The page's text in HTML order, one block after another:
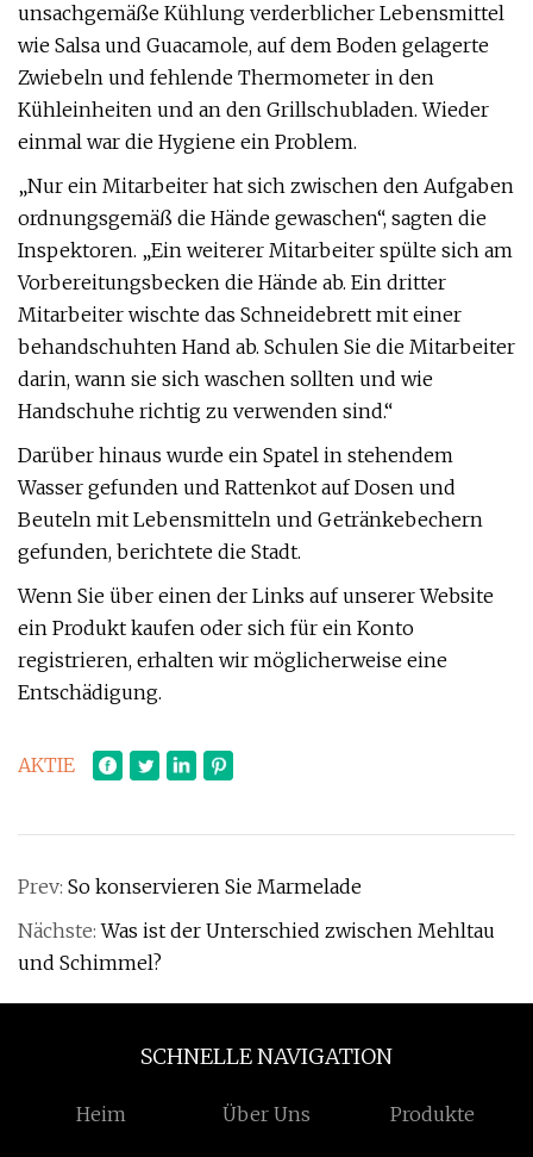
unsachgemäße Kühlung verderblicher Lebensmittel
wie Salsa und Guacamole, auf dem Boden gelagerte
Zwiebeln und fehlende Thermometer in den
Kühleinheiten und an den Grillschubladen. Wieder
einmal war die Hygiene ein Problem.
„Nur ein Mitarbeiter hat sich zwischen den Aufgaben
ordnungsgemäß die Hände gewaschen“, sagten die
Inspektoren. „Ein weiterer Mitarbeiter spülte sich am
Vorbereitungsbecken die Hände ab. Ein dritter
Mitarbeiter wischte das Schneidebrett mit einer
behandschuhten Hand ab. Schulen Sie die Mitarbeiter
darin, wann sie sich waschen sollten und wie
Handschuhe richtig zu verwenden sind.“
Darüber hinaus wurde ein Spatel in stehendem
Wasser gefunden und Rattenkot auf Dosen und
Beuteln mit Lebensmitteln und Getränkebechern
gefunden, berichtete die Stadt.
Wenn Sie über einen der Links auf unserer Website
ein Produkt kaufen oder sich für ein Konto
registrieren, erhalten wir möglicherweise eine
Entschädigung.
AKTIE
Prev: So konservieren Sie Marmelade
Nächste:Was ist der Unterschied zwischen Mehltau
und Schimmel?
SCHNELLE NAVIGATION
Heim Über Uns Produkte